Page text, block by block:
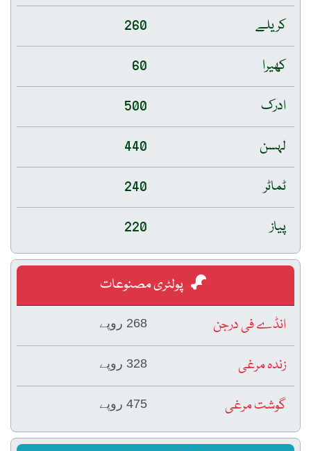
کریلے
260
کھیرا
60
ادرک
500
لہسن
440
ٹماٹر
240
پیاز
220
پولٹری مصنوعات
انڈے فی درجن
268 روپے
زندہ مرغی 328 روپے
گوشت مرغی 475 روپے